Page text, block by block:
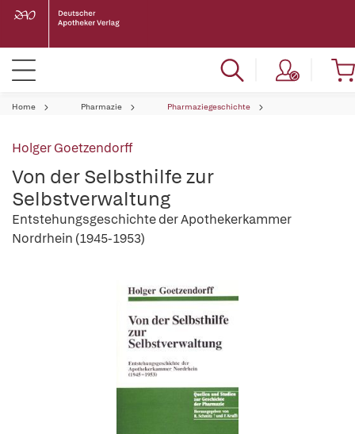
Home Pharmazie Pharmaziegeschichte
Holger Goetzendorff
Von der Selbsthilfe zur
Selbstverwaltung
Entstehungsgeschichte der Apothekerkammer
Nordrhein (1945-1953)